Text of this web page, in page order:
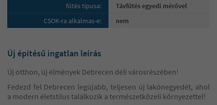
fűtés típusa:
Távfűtés egyedi mérővel
CSOK-ra alkalmas-e:
nem
Új építésű ingatlan leírás
Új otthon, új élmények Debrecen déli városrészében!
Fedezd fel Debrecen legújabb, teljesen új lakónegyedét, ahol
a modern életstílus találkozik a természetközeli környezettel!